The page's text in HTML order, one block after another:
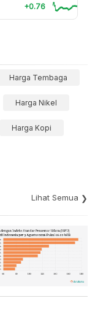
+0.76
Harga Tembaga
Harga Nikel
Harga Kopi
Lihat Semua